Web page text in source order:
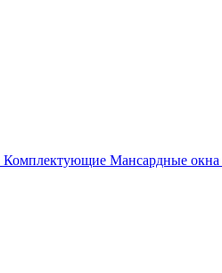
Комплектующие Мансардные окна